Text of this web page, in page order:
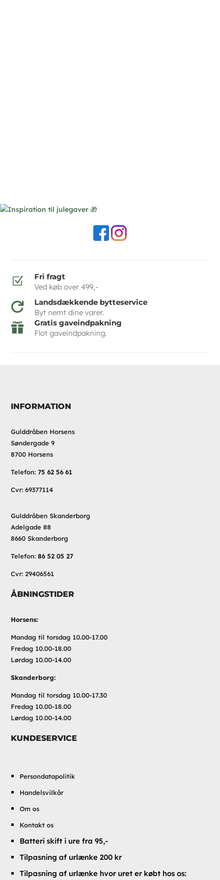
Z
Fri fragt
Ved køb over 499,-

Landsdækkende bytteservice
Byt nemt dine varer.

Gratis gaveindpakning
Flot gaveindpakning.
INFORMATION
Gulddråben Horsens
Søndergade 9
8700 Horsens
Telefon:75 62 56 61
Cvr: 69377114
Gulddråben Skanderborg
Adelgade 88
8660 Skanderborg
Telefon:86 52 05 27
Cvr: 29406561
ÅBNINGSTIDER
Horsens:
Mandag til torsdag 10.00-17.00
Fredag 10.00-18.00
Lørdag 10.00-14.00
Skanderborg:
Mandag til torsdag 10.00-17.30
Fredag 10.00-18.00
Lørdag 10.00-14.00
KUNDESERVICE
Persondatapolitik
Handelsvilkår
Om os
Kontakt os
Batteri skift i ure fra 95,-
Tilpasning af urlænke 200 kr
Tilpasning af urlænke hvor uret er købt hos os: